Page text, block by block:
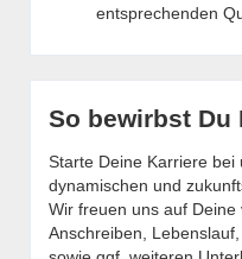
entsprechenden
So bewirbst Du
Starte Deine Karriere bei
dynamischen und
Wir freuen uns auf
Anschreiben,